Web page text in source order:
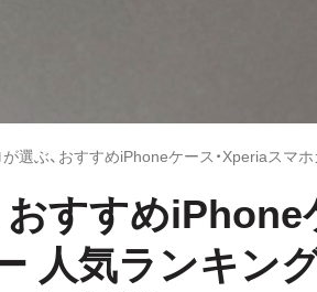
すすめiPhone
人気ランキング